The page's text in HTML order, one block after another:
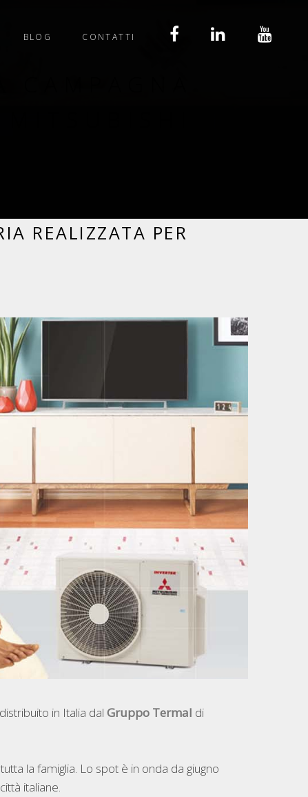
BLOG CONTATTI
REALIZZATA PER
in Italia dal Gruppo Termal di
la famiglia. Lo spot è in onda da giugno
italiane.